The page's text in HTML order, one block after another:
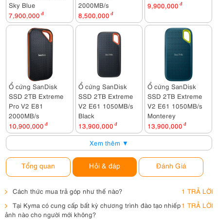
Sky Blue
7,900,000 đ
2000MB/s
8,500,000 đ
9,900,000 đ
Ổ cứng SanDisk
SSD 2TB Extreme
Pro V2 E81
2000MB/s
10,900,000 đ
Ổ cứng SanDisk
SSD 2TB Extreme
V2 E61 1050MB/s
Black
13,900,000 đ
Ổ cứng SanDisk
SSD 2TB Extreme
V2 E61 1050MB/s
Monterey
13,900,000 đ
Xem thêm ▼
Tổng quan Hỏi & đáp Đánh Giá
Cách thức mua trả góp như thế nào?
1 TRẢ LỜI
Tại Kyma có cung cấp bất kỳ chương trình đào tạo nhiếp
ảnh nào cho người mới không?
1 TRẢ LỜI